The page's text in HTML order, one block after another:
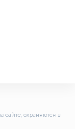
сайте, охраняются в